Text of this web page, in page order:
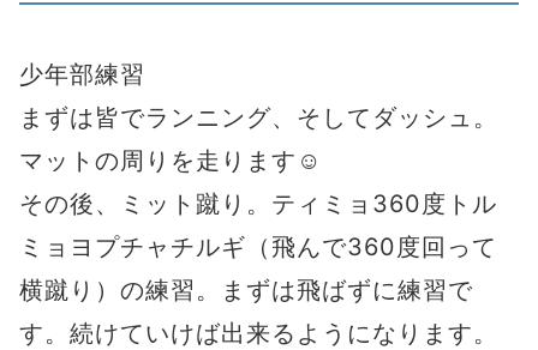
少年部練習
まずは皆でランニング、そしてダッシュ。
マットの周りを走ります☺️
その後、ミット蹴り。ティミョ360度トル
ミョヨプチャチルギ（飛んで360度回って
横蹴り）の練習。まずは飛ばずに練習で
す。続けていけば出来るようになります。